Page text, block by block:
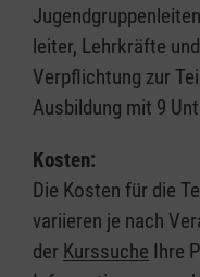
leiter, Lehrkräfte
Verpflichtung zur
Ausbildung mit 9
Kosten:
Die Kosten für die
variieren je nach
der Kurssuche Ihre